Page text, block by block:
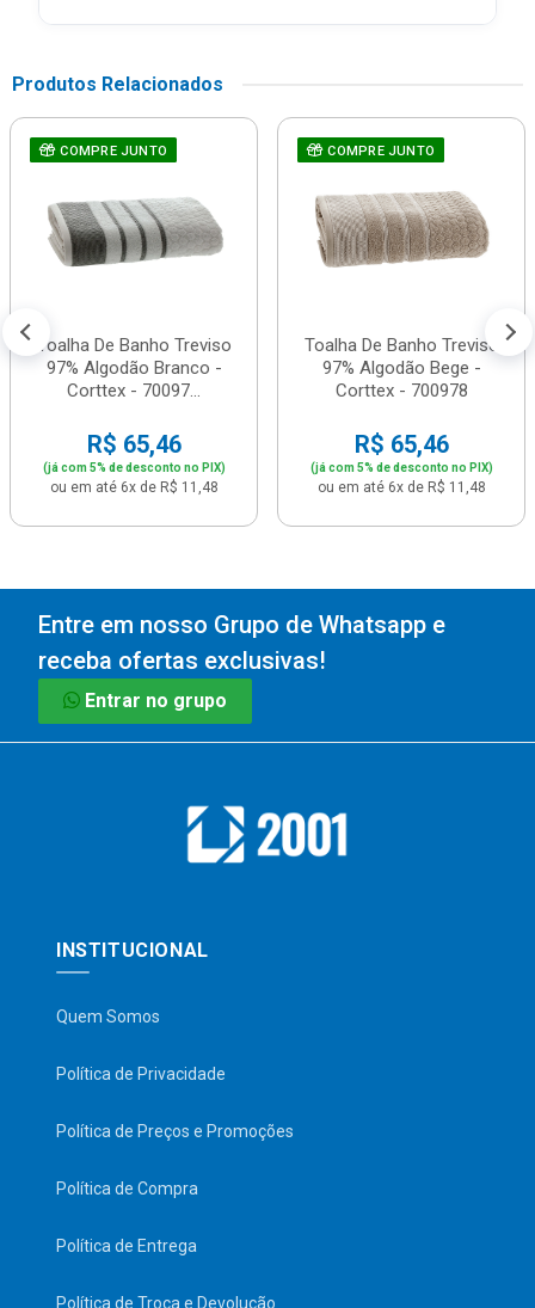
Produtos Relacionados
COMPRE JUNTO
Toalha De Banho Treviso
97% Algodão Branco -
Corttex - 70097...
R$ 65,46
(já com 5% de desconto no PIX)
ou em até 6x de R$ 11,48
COMPRE JUNTO
Toalha De Banho Treviso
97% Algodão Bege -
Corttex - 700978
R$ 65,46
(já com 5% de desconto no PIX)
ou em até 6x de R$ 11,48
Entre em nosso Grupo de Whatsapp e
receba ofertas exclusivas!
Entrar no grupo
INSTITUCIONAL
Quem Somos
Política de Privacidade
Política de Preços e Promoções
Política de Compra
Política de Entrega
Política de Troca e Devolução